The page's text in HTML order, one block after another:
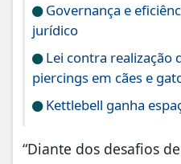
Governança e
jurídico
Lei contra realização
piercings em cães e
Kettlebell ganha
“Diante dos desafios